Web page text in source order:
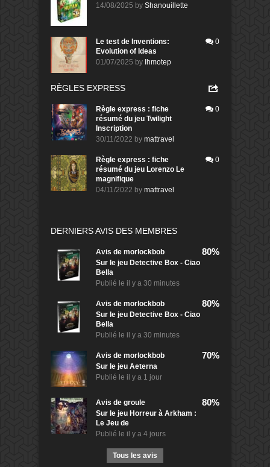
14/08/2025 by Shanouillette
Le test de Inventions:
Evolution of Ideas
01/07/2025 by Ihmotep
0
RÈGLES EXPRESS
Règle express : fiche
résumé du jeu Twilight
Inscription
30/11/2022 by mattravel
0
Règle express : fiche
résumé du jeu Lorenzo Le
magnifique
04/11/2022 by mattravel
0
DERNIERS AVIS DES MEMBRES
Avis de morlockbob
Sur le jeu Detective Box - Ciao
Bella
Publié le il y a 30 minutes
80%
Avis de morlockbob
Sur le jeu Detective Box - Ciao
Bella
Publié le il y a 30 minutes
80%
Avis de morlockbob
Sur le jeu Aeterna
Publié le il y a 1 jour
70%
Avis de groule
Sur le jeu Horreur à Arkham :
Le Jeu de
Publié le il y a 4 jours
80%
Tous les avis